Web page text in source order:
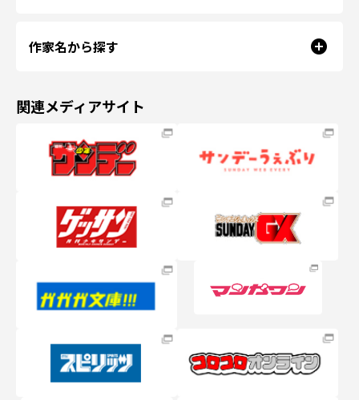
作家名から探す
関連メディアサイト